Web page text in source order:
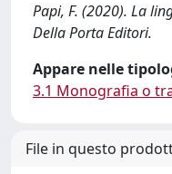
Papi, F. (2020). La
Della Porta Editori.
Appare nelle
3.1 Monografia o
File in questo